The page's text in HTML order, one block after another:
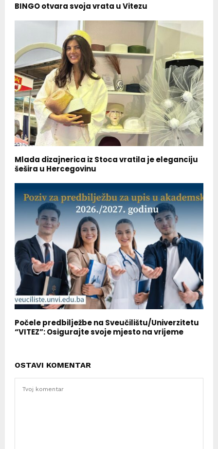
BINGO otvara svoja vrata u Vitezu
Mlada dizajnerica iz Stoca vratila je eleganciju
šešira u Hercegovinu
Počele predbilježbe na Sveučilištu/Univerzitetu
“VITEZ”: Osigurajte svoje mjesto na vrijeme
OSTAVI KOMENTAR